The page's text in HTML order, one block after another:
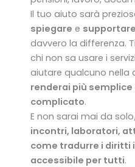
Il tuo aiuto sarà
spiegare e supportare
davvero la differenza.
chi non sa usare i
aiutare qualcuno nella
renderai più
complicato.
E non sarai mai da
incontri, laboratori,
come tradurre i diritti
accessibile per tutti.